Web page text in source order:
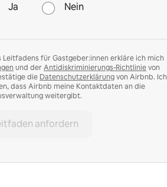
Ja Nein
für Gastgeber:innen erkläre ich mich
und der Antidiskriminierungs-Richtlinievon
die Datenschutzerklärungvon Airbnb. Ich
dass Airbnb meine Kontaktdaten an die
weitergibt.
anfordern